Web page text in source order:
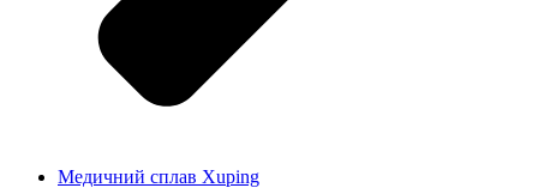
Медичний сплав Xuping